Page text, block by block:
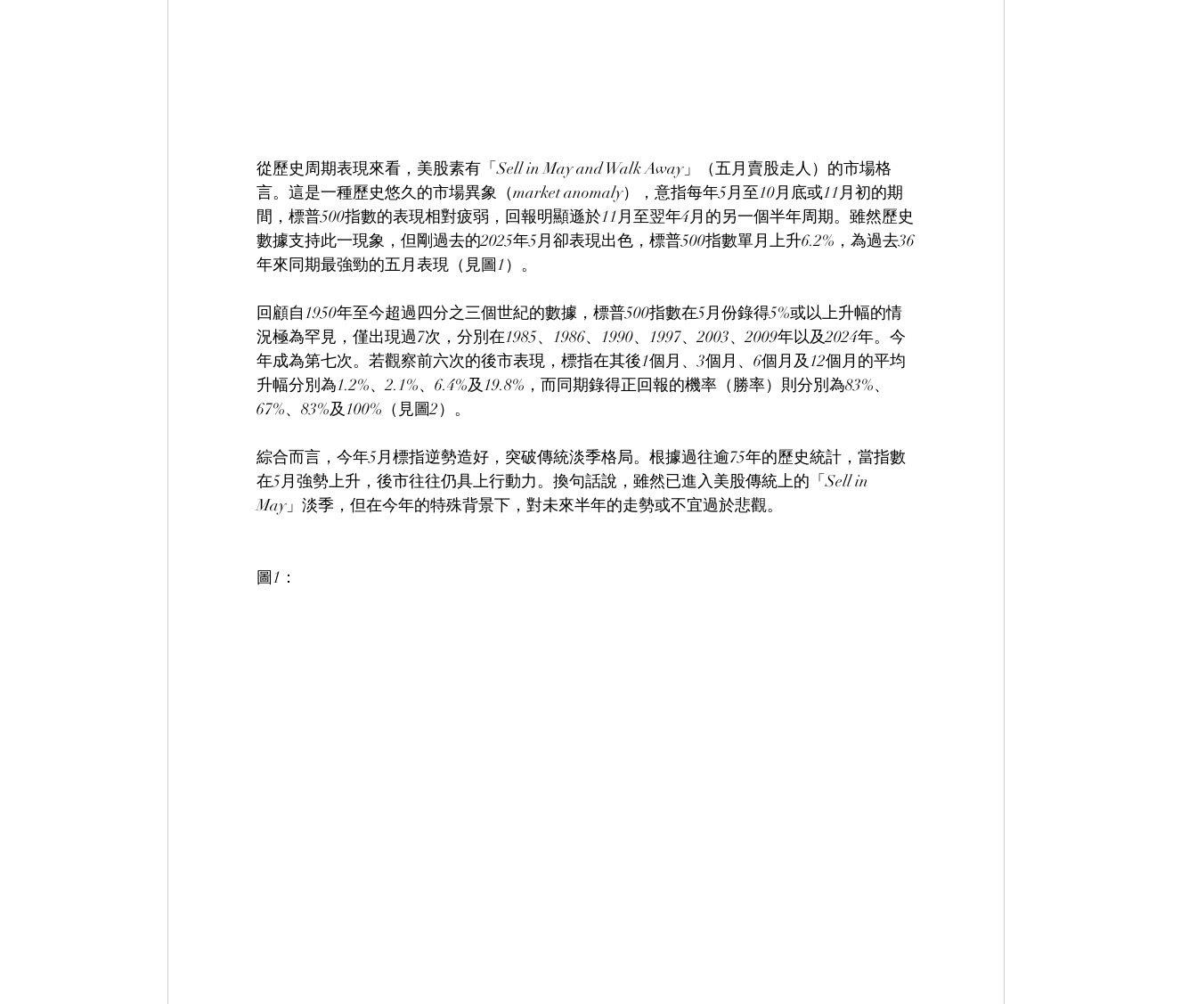
從歷史周期表現來看，美股素有「Sell in May and Walk Away」（五月賣股走人）的市場格
言。這是一種歷史悠久的市場異象（market anomaly），意指每年5月至10月底或11月初的期
間，標普500指數的表現相對疲弱，回報明顯遜於11月至翌年4月的另一個半年周期。雖然歷史
數據支持此一現象，但剛過去的2025年5月卻表現出色，標普500指數單月上升6.2%，為過去36
年來同期最強勁的五月表現（見圖1）。
回顧自1950年至今超過四分之三個世紀的數據，標普500指數在5月份錄得5%或以上升幅的情
況極為罕見，僅出現過7次，分別在1985、1986、1990、1997、2003、2009年以及2024年。今
年成為第七次。若觀察前六次的後市表現，標指在其後1個月、3個月、6個月及12個月的平均
升幅分別為1.2%、2.1%、6.4%及19.8%，而同期錄得正回報的機率（勝率）則分別為83%、
67%、83%及100%（見圖2）。
綜合而言，今年5月標指逆勢造好，突破傳統淡季格局。根據過往逾75年的歷史統計，當指數
在5月強勢上升，後市往往仍具上行動力。換句話說，雖然已進入美股傳統上的「Sell in
May」淡季，但在今年的特殊背景下，對未來半年的走勢或不宜過於悲觀。
圖1：